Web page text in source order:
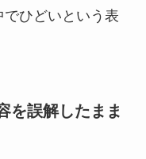
ひどいという表
を誤解したまま